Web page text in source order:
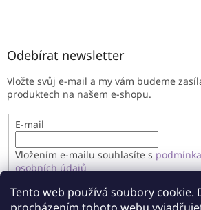
Tento web používá soubory cookie.
Odebírat newsletter
Vložte svůj e-mail a my vám budeme
produktech na našem e-shopu.
E-mail
Vložením e-mailu souhlasíte s
osobních údajů
PŘIHLÁSIT SE